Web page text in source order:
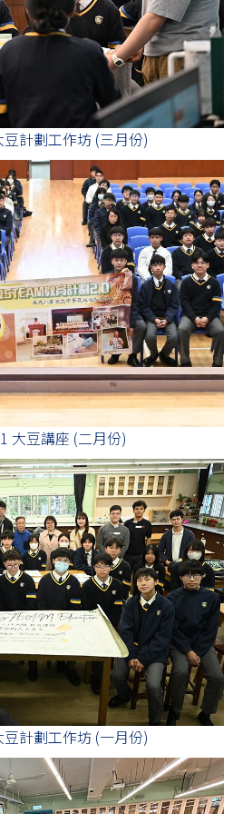
計劃工作坊 (三月份)
大豆講座 (二月份)
計劃工作坊 (一月份)